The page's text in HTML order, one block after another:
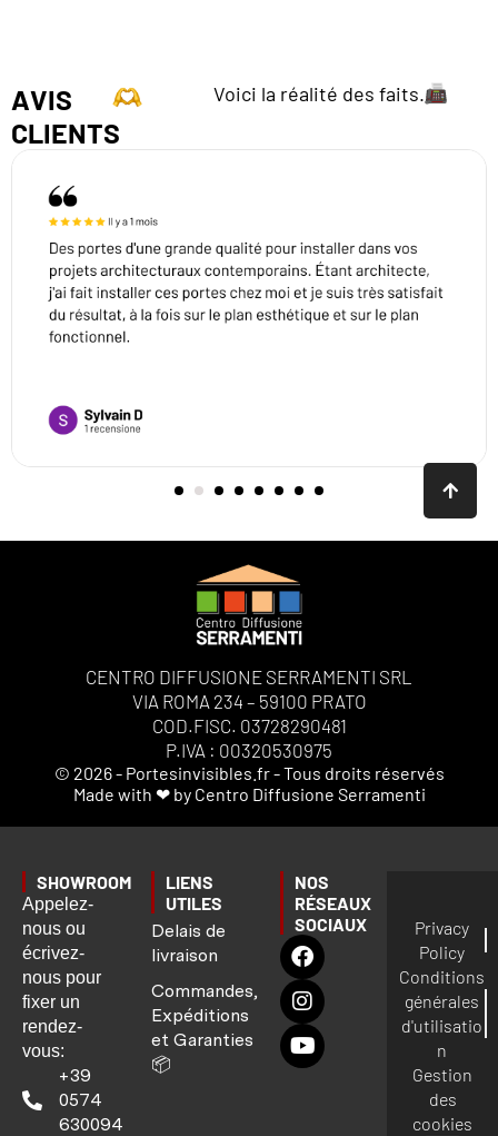
AVIS
CLIENTS
Voici la réalité des faits.
CENTRO DIFFUSIONE SERRAMENTI SRL
VIA ROMA 234 – 59100 PRATO
COD.FISC. 03728290481
P.IVA : 00320530975
© 2026 - Portesinvisibles.fr - Tous droits réservés
Made with ❤ by Centro Diffusione Serramenti
SHOWROOM
Appelez-
nous ou
écrivez-
nous pour
fixer un
rendez-
vous:
+39
0574
630094
LIENS
UTILES
Delais de
livraison
Commandes,
Expéditions
et Garanties
📦
NOS
RÉSEAUX
SOCIAUX
Privacy
Policy
Conditions
générales
d'utilisatio
n
Gestion
des
cookies